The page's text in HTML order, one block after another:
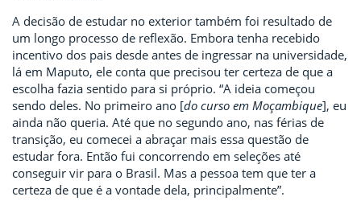
A decisão de estudar no exterior também foi resultado de
um longo processo de reflexão. Embora tenha recebido
incentivo dos pais desde antes de ingressar na universidade,
lá em Maputo, ele conta que precisou ter certeza de que a
escolha fazia sentido para si próprio. “A ideia começou
sendo deles. No primeiro ano [do curso em Moçambique], eu
ainda não queria. Até que no segundo ano, nas férias de
transição, eu comecei a abraçar mais essa questão de
estudar fora. Então fui concorrendo em seleções até
conseguir vir para o Brasil. Mas a pessoa tem que ter a
certeza de que é a vontade dela, principalmente”.